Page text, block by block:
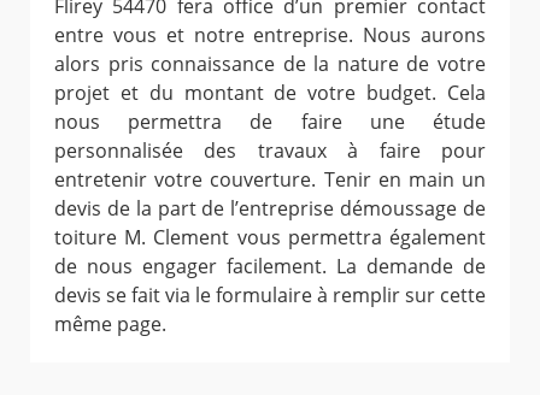
Flirey 54470 fera office d’un premier contact
entre vous et notre entreprise. Nous aurons
alors pris connaissance de la nature de votre
projet et du montant de votre budget. Cela
nous permettra de faire une étude
personnalisée des travaux à faire pour
entretenir votre couverture. Tenir en main un
devis de la part de l’entreprise démoussage de
toiture M. Clement vous permettra également
de nous engager facilement. La demande de
devis se fait via le formulaire à remplir sur cette
même page.